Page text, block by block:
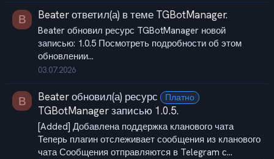
B Beaterответил(а) в теме TGBotManager.
Beater обновил ресурс TGBotManager новой
записью: 1.0.5 Посмотреть подробности об этом
обновлении...
03.07.2026
B Beaterобновил(а) ресурс Платно
TGBotManagerзаписью 1.0.5.
[Added] Добавлена поддержка кланового чата
Теперь плагин отслеживает сообщения из кланового
чата Сообщения отправляются в Telegram с...